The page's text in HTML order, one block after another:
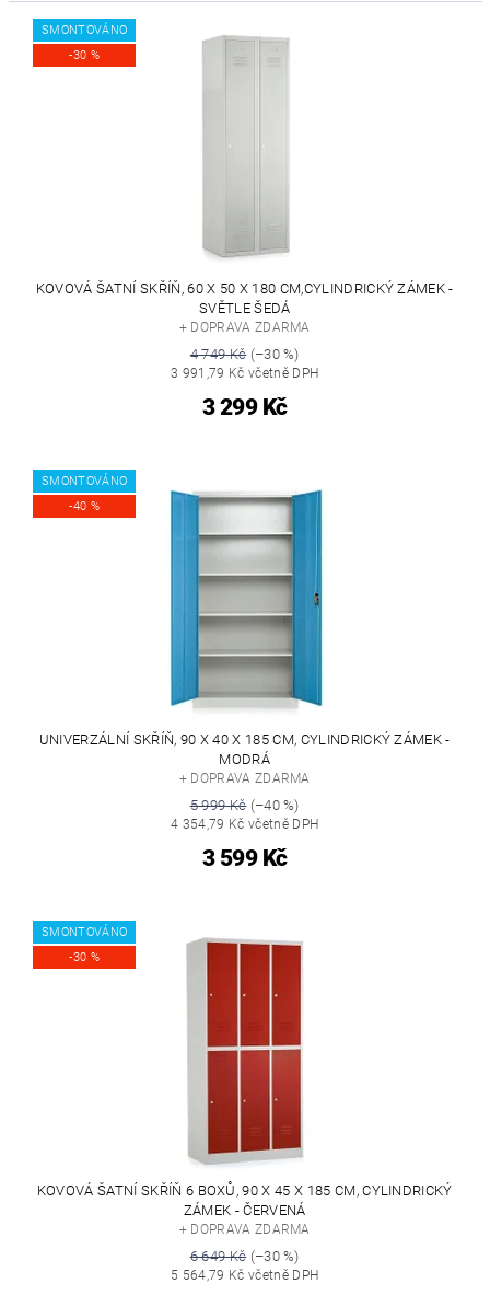
SMONTOVÁNO
-30 %
KOVOVÁ ŠATNÍ SKŘÍŇ, 60 X 50 X 180 CM,CYLINDRICKÝ ZÁMEK -
SVĚTLE ŠEDÁ
+ DOPRAVA ZDARMA
4 749 Kč(–30 %)
3 991,79 Kč včetně DPH
3 299 Kč
SMONTOVÁNO
-40 %
UNIVERZÁLNÍ SKŘÍŇ, 90 X 40 X 185 CM, CYLINDRICKÝ ZÁMEK -
MODRÁ
+ DOPRAVA ZDARMA
5 999 Kč(–40 %)
4 354,79 Kč včetně DPH
3 599 Kč
SMONTOVÁNO
-30 %
KOVOVÁ ŠATNÍ SKŘÍŇ 6 BOXŮ, 90 X 45 X 185 CM, CYLINDRICKÝ
ZÁMEK - ČERVENÁ
+ DOPRAVA ZDARMA
6 649 Kč(–30 %)
5 564,79 Kč včetně DPH